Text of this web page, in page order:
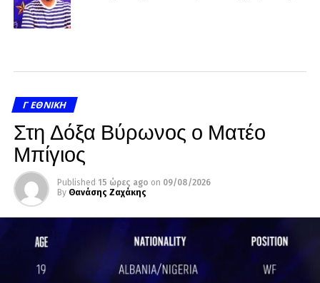
Γ ΕΘΝΙΚΉ
Στη Δόξα Βύρωνος ο Ματέο
Μπίγιος
Published 15 ώρες ago on 09/08/2026
By Θανάσης Ζαχάκης